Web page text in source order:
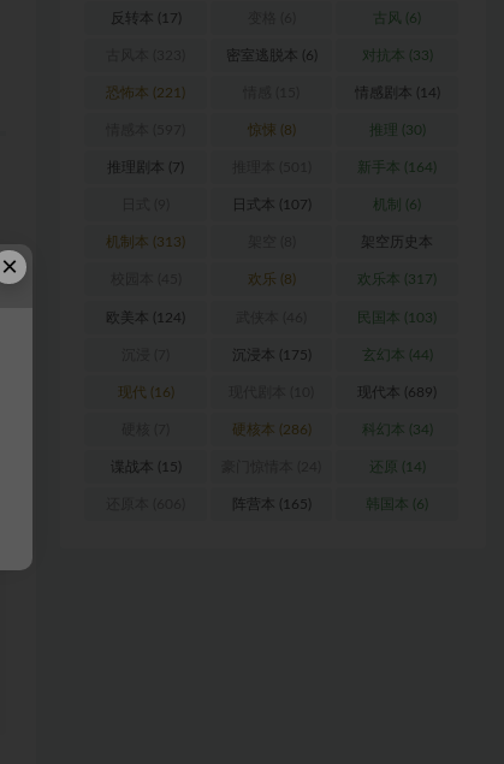
反转本 (17) 古风 (6)
密室逃脱本 (6) 对抗本 (33)
恐怖本 (221) 情感剧本 (14)
惊悚 (8) 推理 (30)
推理剧本 (7) 新手本 (164)
日式本 (107) 机制 (6)
机制本 (313) 架空历史本
(102)
欢乐 (8) 欢乐本 (317)
欧美本 (124) 民国本 (103)
沉浸本 (175) 玄幻本 (44)
现代 (16) 现代本 (689)
硬核本 (286) 科幻本 (34)
谍战本 (15) 还原 (14)
阵营本 (165) 韩国本 (6)
×